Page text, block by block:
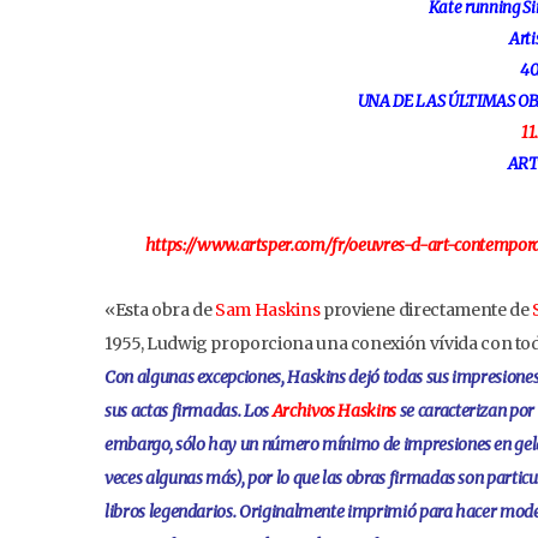
Kate running
UNA DE LAS ÚLTIMAS
https://www.artsper.com/fr/oeuvres-d-art-
«Esta obra deSam Haskinsproviene directamente de
1955, Ludwig proporciona una conexión vívida con
Con algunas excepciones, Haskins dejó todas sus
sus actas firmadas. LosArchivos Haskinsse caracterizan
embargo, sólo hay un número mínimo de impresiones en
veces algunas más), por lo que las obras firmadas son
libros legendarios. Originalmente imprimió para hacer